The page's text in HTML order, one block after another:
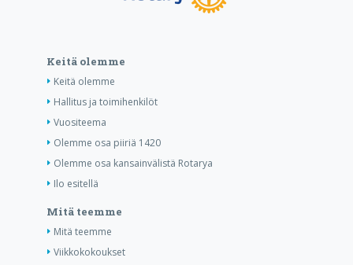
Keitä olemme
Keitä olemme
Hallitus ja toimihenkilöt
Vuositeema
Olemme osa piiriä 1420
Olemme osa kansainvälistä Rotarya
Ilo esitellä
Mitä teemme
Mitä teemme
Viikkokokoukset